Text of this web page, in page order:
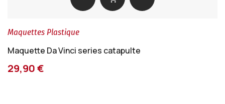
Maquettes Plastique
Maquette Da Vinci series catapulte
29,90 €